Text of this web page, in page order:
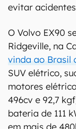
evitar
O Volvo EX90
Ridgeville, na
vinda ao Brasil
SUV elétrico,
motores
496cv e 92,7
bateria de 111